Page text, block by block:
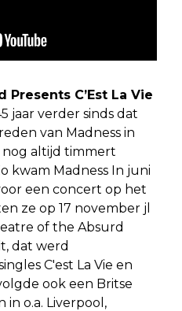
C’Est La Vie
jaar verder sinds dat
van Madness in
nog altijd timmert
kwam Madness In juni
een concert op het
ze op 17 november jl
of the Absurd
dat werd
C'est La Vie en
ook een Britse
o.a. Liverpool,